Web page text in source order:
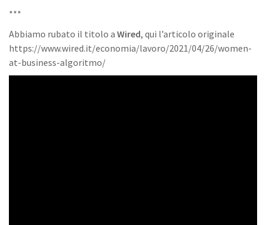
***
Abbiamo rubato il titolo a Wired, qui l’articolo originale
https://www.wired.it/economia/lavoro/2021/04/26/women-
at-business-algoritmo/